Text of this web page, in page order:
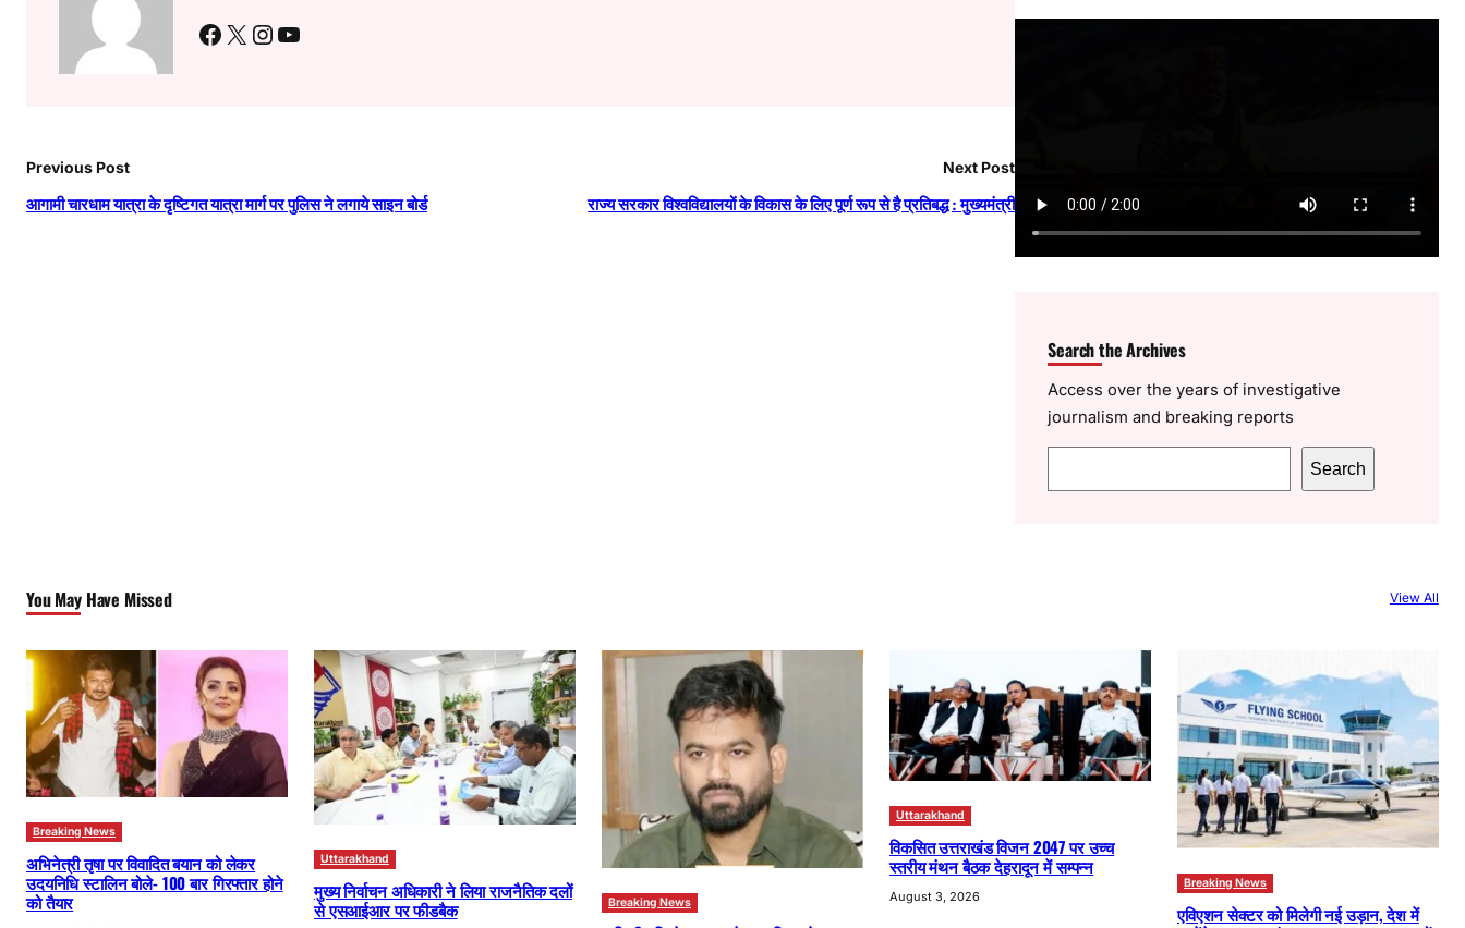
Facebook X Instagram YouTube
Previous Post
आगामी चारधाम यात्रा के दृष्टिगत यात्रा मार्ग पर पुलिस ने लगाये साइन बोर्ड
Next Post
राज्य सरकार विश्वविद्यालयों के विकास के लिए पूर्ण रूप से है प्रतिबद्ध : मुख्यमंत्री
Search the Archives
Access over the years of investigative
journalism and breaking reports
e
Search
You May Have Missed View All
Breaking News
अभिनेत्री तृषा पर विवादित बयान को लेकर
उदयनिधि स्टालिन बोले- 100 बार गिरफ्तार होने
को तैयार
Uttarakhand
मुख्य निर्वाचन अधिकारी ने लिया राजनैतिक दलों
से एसआईआर पर फीडबैक
Breaking News
Uttarakhand
विकसित उत्तराखंड विजन 2047 पर उच्च
स्तरीय मंथन बैठक देहरादून में सम्पन्न
August 3, 2026
Breaking News
एविएशन सेक्टर को मिलेगी नई उड़ान, देश में